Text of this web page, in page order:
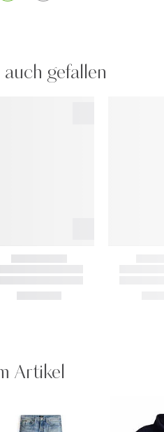
gefallen
Artikel